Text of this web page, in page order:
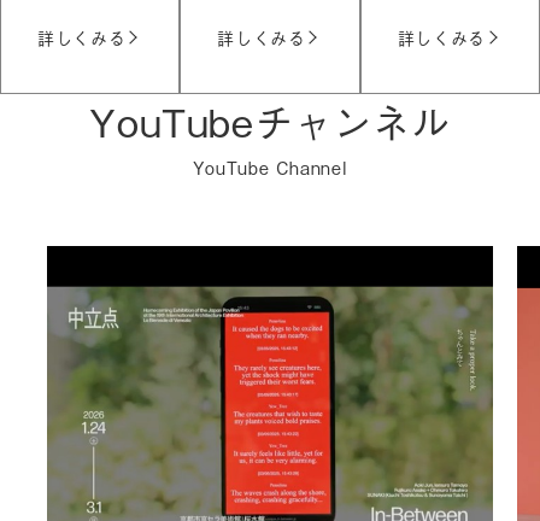
詳しくみる 詳しくみる 詳しくみる
YouTubeチャンネル